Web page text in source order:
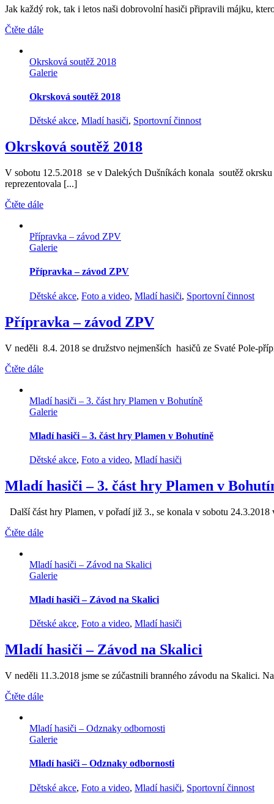
Jak každý rok, tak i letos naši dobrovolní hasiči připravili májku,
Čtěte dále
Okrsková soutěž 2018
Galerie
Okrsková soutěž 2018
Dětské akce, Mladí hasiči, Sportovní činnost
Okrsková soutěž 2018
V sobotu 12.5.2018 se v Dalekých Dušníkách konala soutěž
reprezentovala [...]
Čtěte dále
Přípravka – závod ZPV
Galerie
Přípravka – závod ZPV
Dětské akce, Foto a video, Mladí hasiči, Sportovní činnost
Přípravka – závod ZPV
V neděli 8.4. 2018 se družstvo nejmenších hasičů ze Svaté Pole-
Čtěte dále
Mladí hasiči – 3. část hry Plamen v Bohutíně
Galerie
Mladí hasiči – 3. část hry Plamen v Bohutíně
Dětské akce, Foto a video, Mladí hasiči
Mladí hasiči – 3. část hry Plamen v
Další část hry Plamen, v pořadí již 3., se konala v sobotu
Čtěte dále
Mladí hasiči – Závod na Skalici
Galerie
Mladí hasiči – Závod na Skalici
Dětské akce, Foto a video, Mladí hasiči
Mladí hasiči – Závod na Skalici
V neděli 11.3.2018 jsme se zúčastnili branného závodu na Skalici.
Čtěte dále
Mladí hasiči – Odznaky odbornosti
Galerie
Mladí hasiči – Odznaky odbornosti
Dětské akce, Foto a video, Mladí hasiči, Sportovní činnost